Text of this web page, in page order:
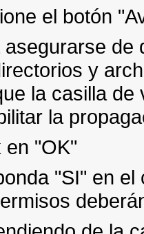
el botón
asegurarse de
y
la casilla
la
en "OK"
"SI" en